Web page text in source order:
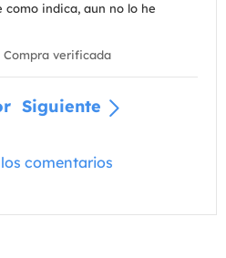
como indica, aun no lo he
Compra verificada
Siguiente
comentarios